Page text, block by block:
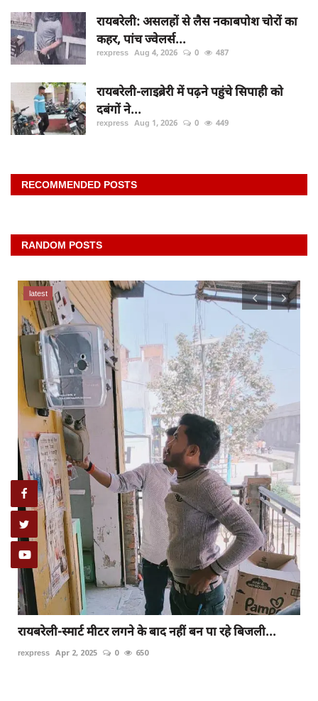
रायबरेली: असलहों से लैस नकाबपोश चोरों का
कहर, पांच ज्वेलर्स...
rexpress Aug 4, 2026 0 487
रायबरेली-लाइब्रेरी में पढ़ने पहुंचे सिपाही को
दबंगों ने...
rexpress Aug 1, 2026 0 449
RECOMMENDED POSTS
RANDOM POSTS
latest
रायबरेली-स्मार्ट मीटर लगने के बाद नहीं बन पा रहे बिजली...
rexpress Apr 2, 2025 0 650